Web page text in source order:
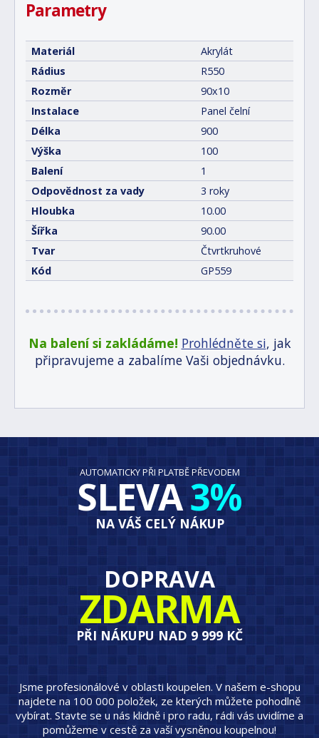
Parametry
Materiál
Akrylát
Rádius
R550
Rozměr
90x10
Instalace
Panel čelní
Délka
900
Výška
100
Balení
1
Odpovědnost za vady
3 roky
Hloubka
10.00
Šířka
90.00
Tvar
Čtvrtkruhové
Kód
GP559
Na balení si zakládáme! Prohlédněte si, jak
připravujeme a zabalíme Vaši objednávku.
AUTOMATICKY PŘI PLATBĚ PŘEVODEM
SLEVA3%
NA VÁŠ CELÝ NÁKUP
DOPRAVA
ZDARMA
PŘI NÁKUPU NAD 9 999 KČ
Jsme profesionálové v oblasti koupelen. V našem e-shopu
najdete na 100 000 položek, ze kterých můžete pohodlně
vybírat. Stavte se u nás klidně i pro radu, rádi vás uvidíme a
pomůžeme v cestě za vaší vysněnou koupelnou!